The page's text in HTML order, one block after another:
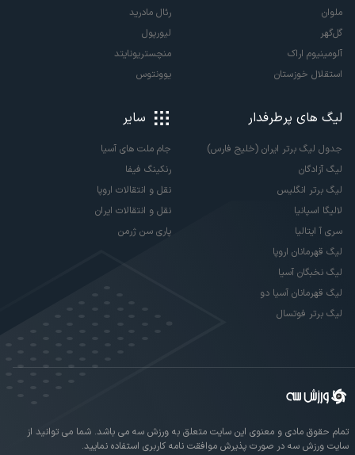
ملوان
گل‌گهر
آلومینیوم اراک
استقلال خوزستان
رئال مادرید
لیورپول
منچستریونایتد
یوونتوس
لیگ های پرطرفدار
جدول لیگ برتر ایران (خلیج فارس)
لیگ آزادگان
لیگ برتر انگلیس
لالیگا اسپانیا
سری آ ایتالیا
لیگ قهرمانان اروپا
لیگ نخبگان آسیا
لیگ قهرمانان آسیا دو
لیگ برتر فوتسال
سایر
جام ملت های آسیا
رنکینگ فیفا
نقل و انتقالات اروپا
نقل و انتقالات ایران
پاری سن ژرمن
تمام حقوق مادی و معنوی این سایت متعلق به ورزش سه می باشد. شما می توانید از
سایت ورزش سه در صورت پذیرش موافقت نامه کاربری استفاده نمایید.